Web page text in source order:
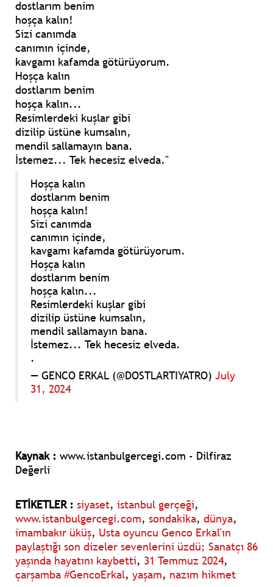
dostlarım benim
hoşça kalın!
Sizi canımda
canımın içinde,
kavgamı kafamda götürüyorum.
Hoşça kalın
dostlarım benim
hoşça kalın...
Resimlerdeki kuşlar gibi
dizilip üstüne kumsalın,
mendil sallamayın bana.
İstemez... Tek hecesiz elveda."
Hoşça kalın
dostlarım benim
hoşça kalın!
Sizi canımda
canımın içinde,
kavgamı kafamda götürüyorum.
Hoşça kalın
dostlarım benim
hoşça kalın...
Resimlerdeki kuşlar gibi
dizilip üstüne kumsalın,
mendil sallamayın bana.
İstemez... Tek hecesiz elveda.
.
— GENCO ERKAL (@DOSTLARTIYATRO) July
31, 2024
Kaynak : www.istanbulgercegi.com - Dilfiraz
Değerli
ETİKETLER : siyaset, istanbul gerçeği,
www.istanbulgercegi.com, sondakika, dünya,
imambakır üküş, Usta oyuncu Genco Erkal'ın
paylaştığı son dizeler sevenlerini üzdü; Sanatçı 86
yaşında hayatını kaybetti, 31 Temmuz 2024,
çarşamba #GencoErkal, yaşam, nazım hikmet